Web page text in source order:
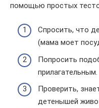
помощью простых
Спросить, что
(мама моет
Попросить
прилагательным.
Проверить,
детенышей